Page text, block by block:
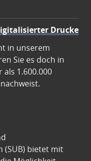
Drucke
in unserem
Sie es doch in
1.600.000
(SUB) bietet mit